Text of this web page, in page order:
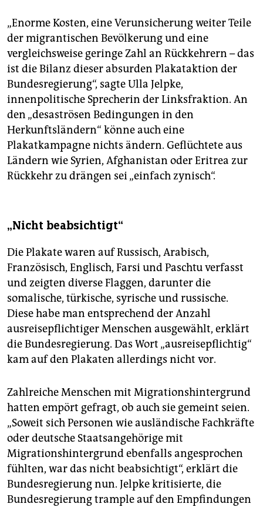
„Enorme Kosten, eine Verunsicherung weiter Teile
der migrantischen Bevölkerung und eine
vergleichsweise geringe Zahl an Rückkehrern – das
ist die Bilanz dieser absurden Plakat­aktion der
Bundesregierung“, sagte Ulla Jelpke,
innenpolitische Sprecherin der Linksfraktion. An
den „desaströsen Bedingungen in den
Herkunftsländern“ könne auch eine
Plakatkampagne nichts ändern. Geflüchtete aus
Ländern wie Syrien, Afghanistan oder Eritrea zur
Rückkehr zu drängen sei „einfach zynisch“.
„Nicht beabsichtigt“
Die Plakate waren auf Russisch, Arabisch,
Französisch, Englisch, Farsi und Paschtu verfasst
und zeigten diverse Flaggen, darunter die
somalische, türkische, syrische und russische.
Diese habe man entsprechend der Anzahl
ausreisepflichtiger Menschen ausgewählt, erklärt
die Bundesregierung. Das Wort „ausreisepflichtig“
kam auf den Plakaten allerdings nicht vor.
Zahlreiche Menschen mit Migrationshintergrund
hatten empört gefragt, ob auch sie gemeint seien.
„Soweit sich Personen wie ausländische Fachkräfte
oder deutsche Staatsangehörige mit
Migrationshintergrund ebenfalls angesprochen
fühlten, war das nicht beabsichtigt“, erklärt die
Bundesregierung nun. Jelpke kritisierte, die
Bundesregierung trample auf den Empfindungen